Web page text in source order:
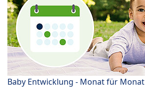
Baby Entwicklung - Monat für Monat